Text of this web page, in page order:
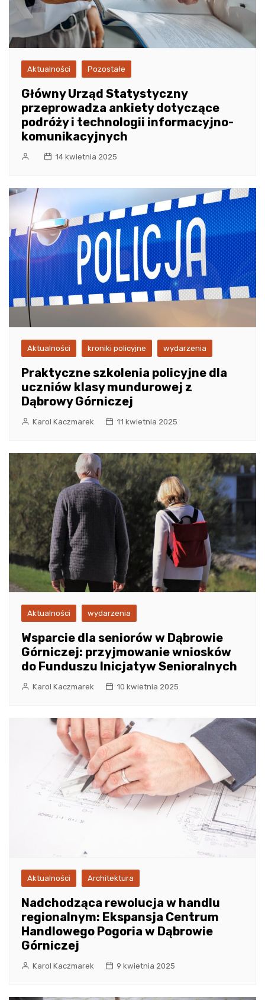
Aktualności Pozostałe
Główny Urząd Statystyczny
przeprowadza ankiety dotyczące
podróży i technologii informacyjno-
komunikacyjnych
14 kwietnia 2025
Aktualności kroniki policyjne wydarzenia
Praktyczne szkolenia policyjne dla
uczniów klasy mundurowej z
Dąbrowy Górniczej
Karol Kaczmarek 11 kwietnia 2025
Aktualności wydarzenia
Wsparcie dla seniorów w Dąbrowie
Górniczej: przyjmowanie wniosków
do Funduszu Inicjatyw Senioralnych
Karol Kaczmarek 10 kwietnia 2025
Aktualności Architektura
Nadchodząca rewolucja w handlu
regionalnym: Ekspansja Centrum
Handlowego Pogoria w Dąbrowie
Górniczej
Karol Kaczmarek 9 kwietnia 2025